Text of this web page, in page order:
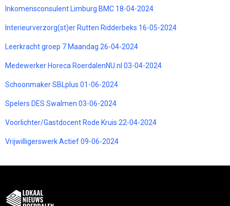
Inkomensconsulent Limburg BMC 18-04-2024
Interieurverzorg(st)er Rutten Ridderbeks 16-05-2024
Leerkracht groep 7 Maandag 26-04-2024
Medewerker Horeca RoerdalenNU.nl 03-04-2024
Schoonmaker SBLplus 01-06-2024
Spelers DES Swalmen 03-06-2024
Voorlichter/Gastdocent Rode Kruis 22-04-2024
Vrijwilligerswerk Actief 09-06-2024